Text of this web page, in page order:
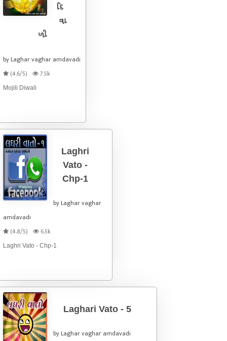
દિ
વા
ળી
by Laghar vaghar amdavadi
(4.6/5)
7.5k
Mojili Diwali
Laghri
Vato -
Chp-1
by Laghar vaghar
amdavadi
(4.8/5)
6.5k
Laghri Vato - Chp-1
Laghari Vato - 5
by Laghar vaghar amdavadi